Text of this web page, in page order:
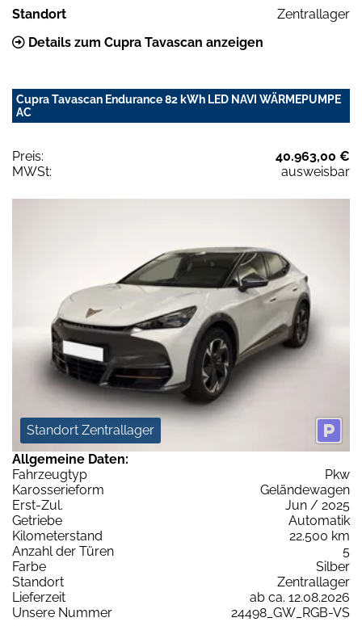
Standort
Zentrallager
Details zum Cupra Tavascan anzeigen
Cupra Tavascan Endurance 82 kWh LED NAVI WÄRMEPUMPE
AC
Preis:
40.963,00 €
MWSt:
ausweisbar
Standort Zentrallager
Allgemeine Daten:
Fahrzeugtyp
Pkw
Karosserieform
Geländewagen
Erst-Zul.
Jun / 2025
Getriebe
Automatik
Kilometerstand
22.500 km
Anzahl der Türen
5
Farbe
Silber
Standort
Zentrallager
Lieferzeit
ab ca. 12.08.2026
Unsere Nummer
24498_GW_RGB-VS